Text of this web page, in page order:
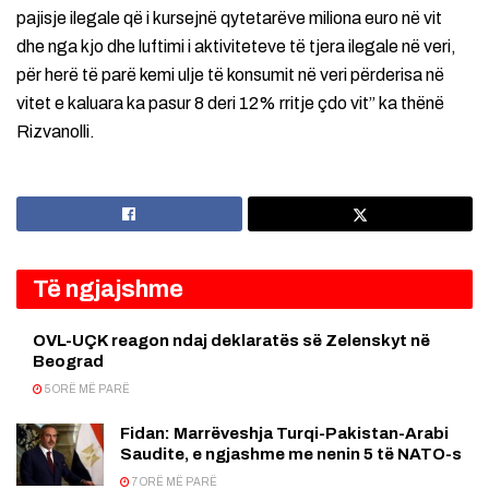
pajisje ilegale që i kursejnë qytetarëve miliona euro në vit
dhe nga kjo dhe luftimi i aktiviteteve të tjera ilegale në veri,
për herë të parë kemi ulje të konsumit në veri përderisa në
vitet e kaluara ka pasur 8 deri 12% rritje çdo vit” ka thënë
Rizvanolli.
Të ngjajshme
OVL-UÇK reagon ndaj deklaratës së Zelenskyt në
Beograd
5 ORË MË PARË
Fidan: Marrëveshja Turqi-Pakistan-Arabi
Saudite, e ngjashme me nenin 5 të NATO-s
7 ORË MË PARË